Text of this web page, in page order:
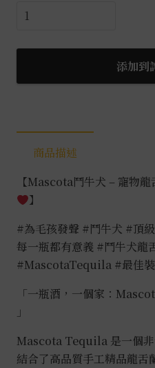
鬥
犬
物
蘭
Reposado「凱
0.75L
數
量
添加到
商品描述
【Mascota鬥牛犬 – 寵物
】
#為毛孩發聲 #鬥牛犬 #頂
每一瓶都有意義 #鬥牛犬龍
#MascotaTequila #最佳
「一瓶酒，一個家：
」
Mascota Tequila 是一個非
結合了高品質手工精品龍舌